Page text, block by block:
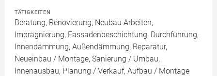
TÄTIGKEITEN
Beratung, Renovierung, Neubau Arbeiten,
Imprägnierung, Fassadenbeschichtung, Durchführung,
Innendämmung, Außendämmung, Reparatur,
Neueinbau / Montage, Sanierung / Umbau,
Innenausbau, Planung / Verkauf, Aufbau / Montage